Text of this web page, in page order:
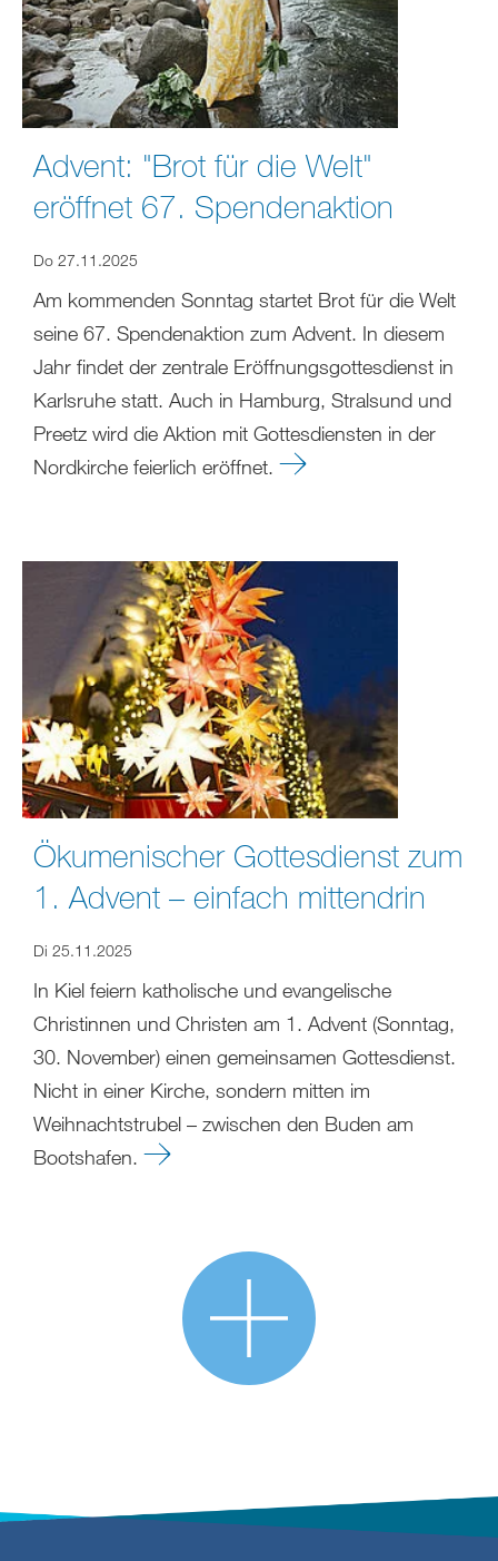
Advent: "Brot für die Welt"
eröffnet 67. Spendenaktion
Do 27.11.2025
Am kommenden Sonntag startet Brot für die Welt
seine 67. Spendenaktion zum Advent. In diesem
Jahr findet der zentrale Eröffnungsgottesdienst in
Karlsruhe statt. Auch in Hamburg, Stralsund und
Preetz wird die Aktion mit Gottesdiensten in der
Nordkirche feierlich eröffnet.
Ökumenischer Gottesdienst zum
1. Advent – einfach mittendrin
Di 25.11.2025
In Kiel feiern katholische und evangelische
Christinnen und Christen am 1. Advent (Sonntag,
30. November) einen gemeinsamen Gottesdienst.
Nicht in einer Kirche, sondern mitten im
Weihnachtstrubel – zwischen den Buden am
Bootshafen.